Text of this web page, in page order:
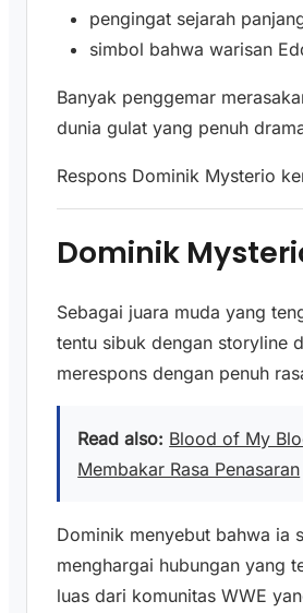
pengingat sejarah
simbol bahwa warisan
Banyak penggemar
dunia gulat yang penuh
Respons Dominik Mysterio
Dominik
Sebagai juara muda yang
tentu sibuk dengan storyline
merespons dengan penuh
Read also: Blood of My
Membakar Rasa Penasaran
Dominik menyebut bahwa ia
menghargai hubungan yang
luas dari komunitas WWE